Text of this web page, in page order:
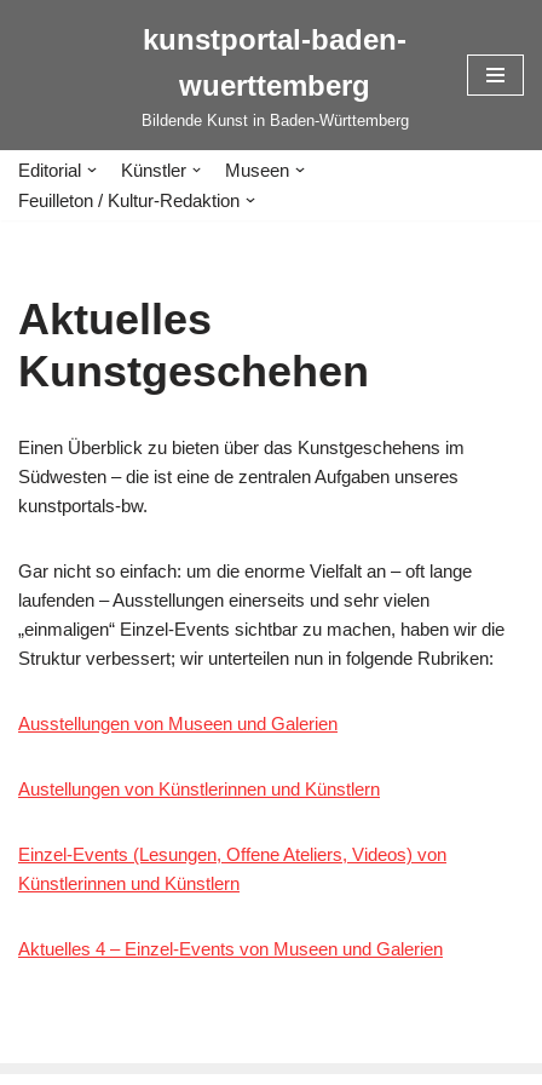
kunstportal-baden-
wuerttemberg
Bildende Kunst in Baden-Württemberg
Editorial Künstler
Museen
Feuilleton / Kultur-Redaktion
Aktuelles
Kunstgeschehen
Einen Überblick zu bieten über das Kunstgeschehens im
Südwesten – die ist eine de zentralen Aufgaben unseres
kunstportals-bw.
Gar nicht so einfach: um die enorme Vielfalt an – oft lange
laufenden – Ausstellungen einerseits und sehr vielen
„einmaligen“ Einzel-Events sichtbar zu machen, haben wir die
Struktur verbessert; wir unterteilen nun in folgende Rubriken:
Ausstellungen von Museen und Galerien
Austellungen von Künstlerinnen und Künstlern
Einzel-Events (Lesungen, Offene Ateliers, Videos) von
Künstlerinnen und Künstlern
Aktuelles 4 – Einzel-Events von Museen und Galerien